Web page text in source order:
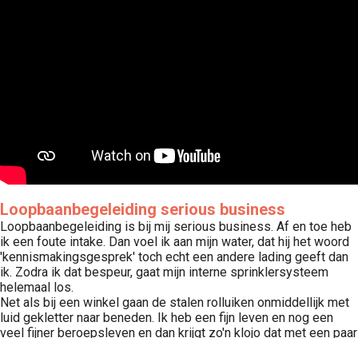
Loopbaanbegeleiding serious business
Loopbaanbegeleiding is bij mij serious business. Af en toe heb
ik een foute intake. Dan voel ik aan mijn water, dat hij het woord
'kennismakingsgesprek' toch echt een andere lading geeft dan
ik. Zodra ik dat bespeur, gaat mijn interne sprinklersysteem
helemaal los.
Net als bij een winkel gaan de stalen rolluiken onmiddellijk met
luid gekletter naar beneden. Ik heb een fijn leven en nog een
veel fijner beroepsleven en dan krijgt zo'n klojo dat met een paar